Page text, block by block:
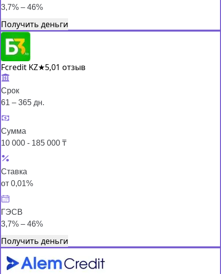
3,7% – 46%
Получить деньги
Fcredit KZ★5,01 отзыв
Срок
61 – 365 дн.
Сумма
10 000 - 185 000 ₸
Ставка
от 0,01%
ГЭСВ
3,7% – 46%
Получить деньги